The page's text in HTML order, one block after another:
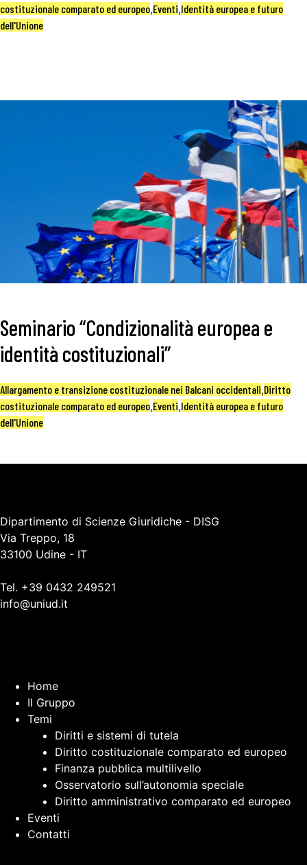
costituzionale comparato ed europeo,Eventi,Identità europea e futuro
dell'Unione
Seminario “Condizionalità europea e
identità costituzionali”
Allargamento e transizione costituzionale nei Balcani occidentali,Diritto
costituzionale comparato ed europeo,Eventi,Identità europea e futuro
dell'Unione
Dipartimento di Scienze Giuridiche - DISG
Via Treppo, 18
33100 Udine - IT
Tel. +39 0432 249521
info@uniud.it
Home
Il Gruppo
Temi
Diritti e sistemi di tutela
Diritto costituzionale comparato ed europeo
Finanza pubblica multilivello
Osservatorio sull’autonomia speciale
Diritto amministrativo comparato ed europeo
Eventi
Contatti